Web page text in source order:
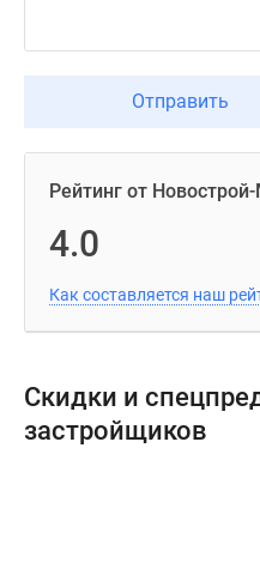
Отправить
Рейтинг от
4.0
Как составляется наш
Скидки и
застройщиков